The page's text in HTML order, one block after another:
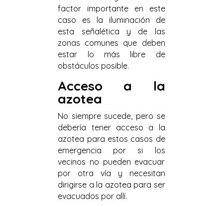
factor importante en este
caso es la iluminación de
esta señalética y de las
zonas comunes que deben
estar lo más libre de
obstáculos posible.
Acceso a la
azotea
No siempre sucede, pero se
debería tener acceso a la
azotea para estos casos de
emergencia por si los
vecinos no pueden evacuar
por otra vía y necesitan
dirigirse a la azotea para ser
evacuados por allí.